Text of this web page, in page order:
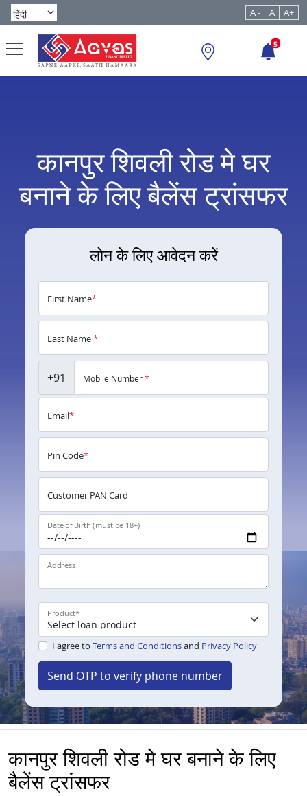
A - A A+
5
कानपुर शिवली रोड मे घर
बनाने के लिए बैलेंस ट्रांसफर
लोन के लिए आवेदन करें
First Name*
Last Name*
+91 Mobile Number*
Email*
Pin Code*
Customer PAN Card
Date of Birth (must be 18+)
Address
Product*
I agree to Terms and Conditionsand Privacy Policy
Send OTP to verify phone number
कानपुर शिवली रोड मे घर बनाने के लिए
बैलेंस ट्रांसफर